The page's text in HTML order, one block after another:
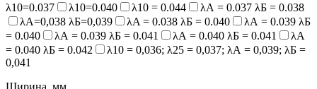
λ10=0.037
λ10=0.040 λ10 = 0.044
λА = 0.037 λБ = 0.038
λА=0,038 λБ=0,039
λA = 0.038 λБ = 0.040
λА = 0.039 λБ
= 0.040
λА = 0.039 λБ = 0.041 λА = 0.040 λБ = 0.041
λА
= 0.040 λБ = 0.042
λ10 = 0,036; λ25 = 0,037; λА = 0,039; λБ =
0,041
Ширина, мм